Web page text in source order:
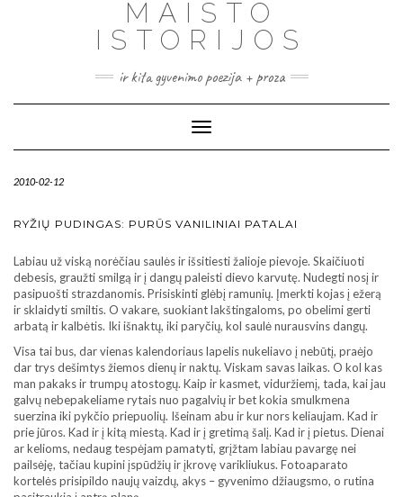
MAISTO
ISTORIJOS
ir kita gyvenimo poezija + proza
Toggle
Navigation
2010-02-12
RYŽIŲ PUDINGAS: PURŪS VANILINIAI PATALAI
Labiau už viską norėčiau saulės ir išsitiesti žalioje pievoje. Skaičiuoti
debesis, graužti smilgą ir į dangų paleisti dievo karvutę. Nudegti nosį ir
pasipuošti strazdanomis. Prisiskinti glėbį ramunių. Įmerkti kojas į ežerą
ir sklaidyti smiltis. O vakare, suokiant lakštingaloms, po obelimi gerti
arbatą ir kalbėtis. Iki išnaktų, iki paryčių, kol saulė nurausvins dangų.
Visa tai bus, dar vienas kalendoriaus lapelis nukeliavo į nebūtį, praėjo
dar trys dešimtys žiemos dienų ir naktų. Viskam savas laikas. O kol kas
man pakaks ir trumpų atostogų. Kaip ir kasmet, viduržiemį, tada, kai jau
galvų nebepakeliame rytais nuo pagalvių ir bet kokia smulkmena
suerzina iki pykčio priepuolių. Išeinam abu ir kur nors keliaujam. Kad ir
prie jūros. Kad ir į kitą miestą. Kad ir į gretimą šalį. Kad ir į pietus. Dienai
ar kelioms, nedaug tespėjam pamatyti, grįžtam labiau pavargę nei
pailsėję, tačiau kupini įspūdžių ir įkrovę varikliukus. Fotoaparato
kortelės prisipildo naujų vaizdų, akys – gyvenimo džiaugsmo, o rutina